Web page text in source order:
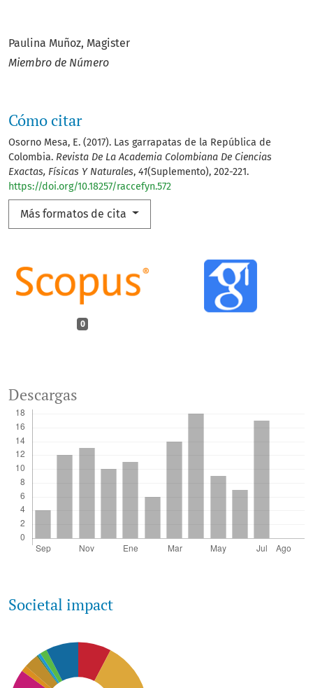
Cómo citar
Osorno Mesa, E. (2017). Las garrapatas de la República de
Colombia. Revista De La Academia Colombiana De Ciencias
Exactas, Físicas Y Naturales, 41(Suplemento), 202-221.
https://doi.org/10.18257/raccefyn.572
Más formatos de cita
0
Descargas
Societal impact
Paulina Muñoz, Magister
Miembro de Número